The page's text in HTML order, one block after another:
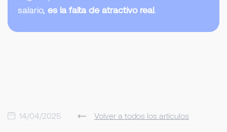
salario, es la falta de atractivo real.
14/04/2025 Volver a todos los artículos